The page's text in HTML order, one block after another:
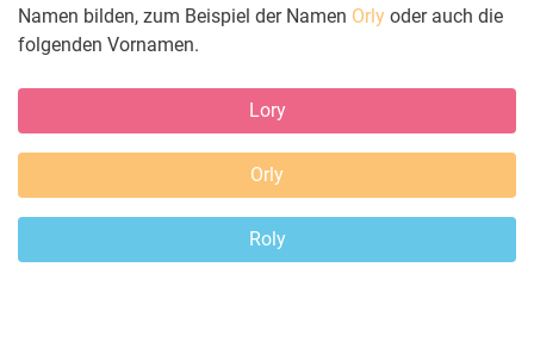
Namen bilden, zum Beispiel der Namen Orly oder auch die
folgenden Vornamen.
Lory
Orly
Roly